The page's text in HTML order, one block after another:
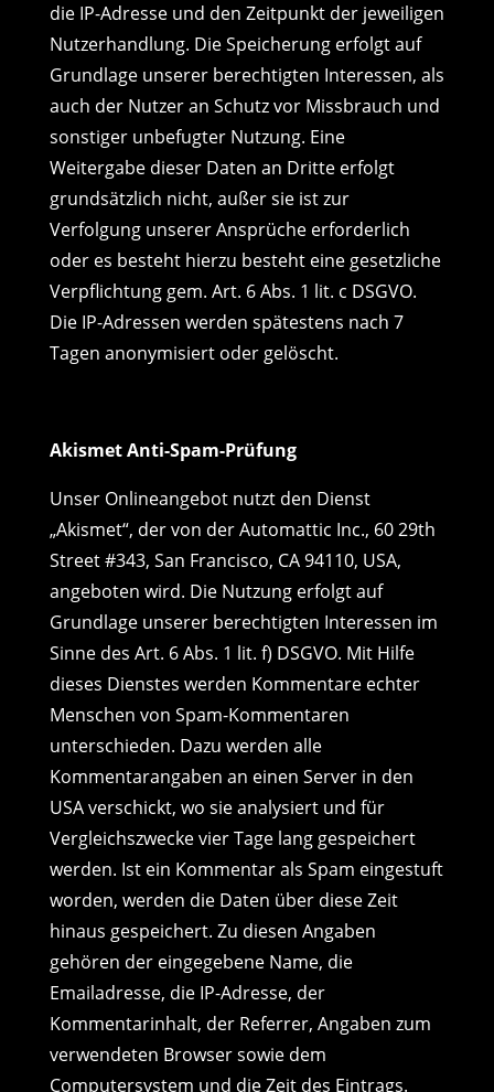
die IP-Adresse und den Zeitpunkt der jeweiligen
Nutzerhandlung. Die Speicherung erfolgt auf
Grundlage unserer berechtigten Interessen, als
auch der Nutzer an Schutz vor Missbrauch und
sonstiger unbefugter Nutzung. Eine
Weitergabe dieser Daten an Dritte erfolgt
grundsätzlich nicht, außer sie ist zur
Verfolgung unserer Ansprüche erforderlich
oder es besteht hierzu besteht eine gesetzliche
Verpflichtung gem. Art. 6 Abs. 1 lit. c DSGVO.
Die IP-Adressen werden spätestens nach 7
Tagen anonymisiert oder gelöscht.
Akismet Anti-Spam-Prüfung
Unser Onlineangebot nutzt den Dienst
„Akismet“, der von der Automattic Inc., 60 29th
Street #343, San Francisco, CA 94110, USA,
angeboten wird. Die Nutzung erfolgt auf
Grundlage unserer berechtigten Interessen im
Sinne des Art. 6 Abs. 1 lit. f) DSGVO. Mit Hilfe
dieses Dienstes werden Kommentare echter
Menschen von Spam-Kommentaren
unterschieden. Dazu werden alle
Kommentarangaben an einen Server in den
USA verschickt, wo sie analysiert und für
Vergleichszwecke vier Tage lang gespeichert
werden. Ist ein Kommentar als Spam eingestuft
worden, werden die Daten über diese Zeit
hinaus gespeichert. Zu diesen Angaben
gehören der eingegebene Name, die
Emailadresse, die IP-Adresse, der
Kommentarinhalt, der Referrer, Angaben zum
verwendeten Browser sowie dem
Computersystem und die Zeit des Eintrags.